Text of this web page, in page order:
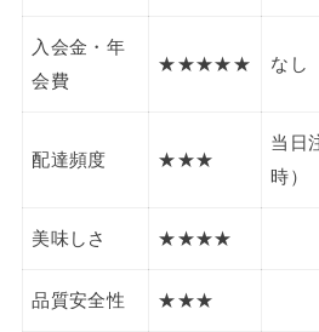
入会金・年
会費
★★★★★ なし
配達頻度 ★★★
当日
時）
美味しさ ★★★★
品質安全性 ★★★